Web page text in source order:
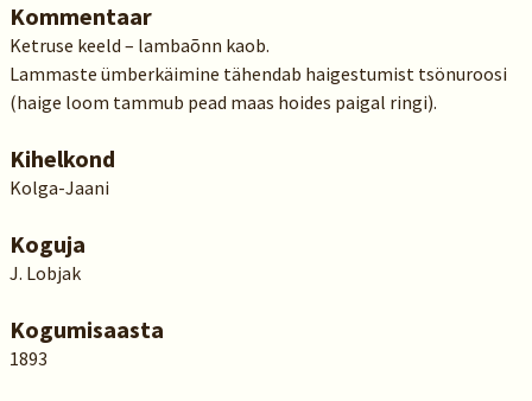
Kommentaar
Ketruse keeld – lambaõnn kaob.
Lammaste ümberkäimine tähendab haigestumist tsönuroosi
(haige loom tammub pead maas hoides paigal ringi).
Kihelkond
Kolga-Jaani
Koguja
J. Lobjak
Kogumisaasta
1893